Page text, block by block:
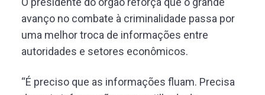
avanço no combate à criminalidade passa por
uma melhor troca de informações entre
autoridades e setores econômicos.
“É preciso que as informações fluam. Precisa